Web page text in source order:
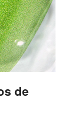
de